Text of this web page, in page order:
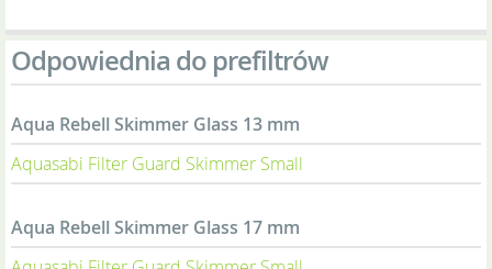
Odpowiednia do prefiltrów
Aqua Rebell Skimmer Glass 13 mm
Aquasabi Filter Guard Skimmer Small
Aqua Rebell Skimmer Glass 17 mm